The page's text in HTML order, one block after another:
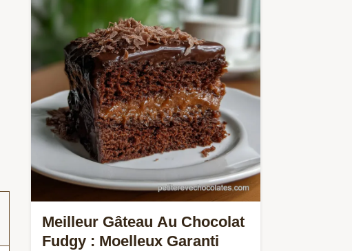
Meilleur Gâteau Au Chocolat
Fudgy : Moelleux Garanti